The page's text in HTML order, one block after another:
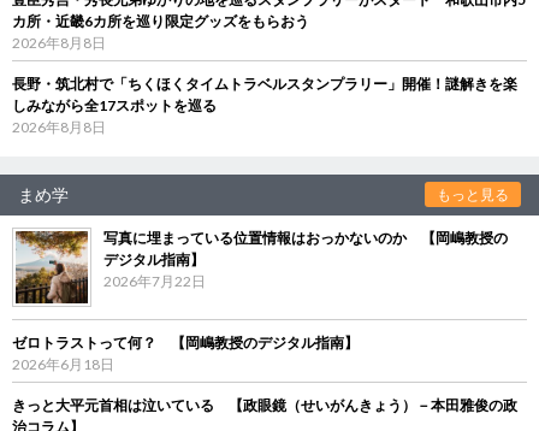
カ所・近畿6カ所を巡り限定グッズをもらおう
2026年8月8日
長野・筑北村で「ちくほくタイムトラベルスタンプラリー」開催！謎解きを楽
しみながら全17スポットを巡る
2026年8月8日
まめ学 もっと見る
写真に埋まっている位置情報はおっかないのか 【岡嶋教授の
デジタル指南】
2026年7月22日
ゼロトラストって何？ 【岡嶋教授のデジタル指南】
2026年6月18日
きっと大平元首相は泣いている 【政眼鏡（せいがんきょう）－本田雅俊の政
治コラム】